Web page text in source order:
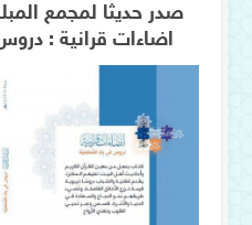
صدر حديثا لمجمع
اضاءات قرانية :